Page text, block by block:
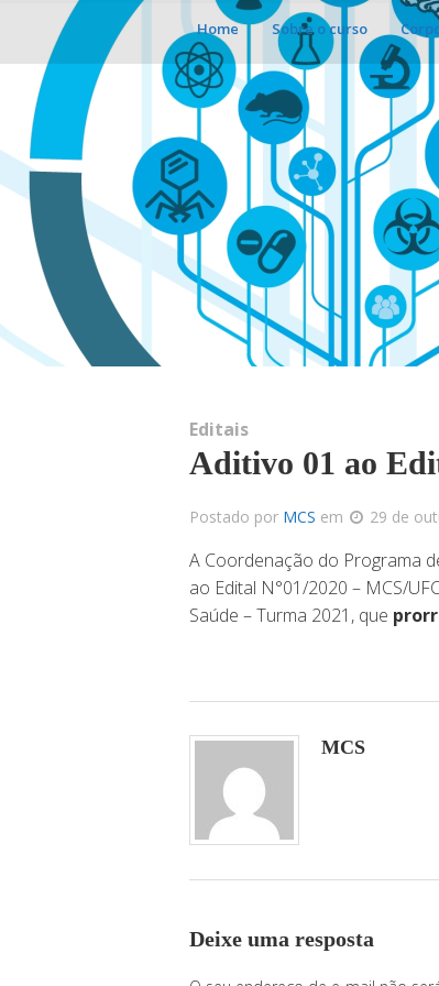
Home Sobre o curso
Editais
Aditivo 01 ao
Postado por MCS em 29 de
A Coordenação do Programa
ao Edital N°01/2020 – MCS/
Saúde – Turma 2021, que
MCS
Deixe uma resposta